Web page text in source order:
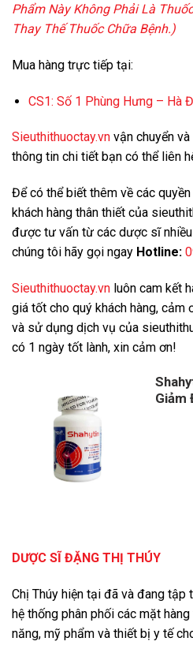
Phẩm Này Không Phải Là
Thay Thế Thuốc Chữa Bệnh.)
Mua hàng trực tiếp tại:
CS1: Số 1 Phùng Hưng – Hà
Sieuthithuoctay.vn vận chuyển
thông tin chi tiết bạn có thể liên
Để có thể biết thêm về các
khách hàng thân thiết của
được tư vấn từ các dược sĩ
chúng tôi hãy gọi ngay Hotline:
Sieuthithuoctay.vn luôn cam kết
giá tốt cho quý khách hàng, cảm
và sử dụng dịch vụ của
có 1 ngày tốt lành, xin cảm ơn!
Giảm
DƯỢC SĨ ĐẶNG THỊ THÚY
Chị Thúy hiện tại đã và đang tập
hệ thống phân phối các mặt
năng, mỹ phẩm và thiết bị y tế